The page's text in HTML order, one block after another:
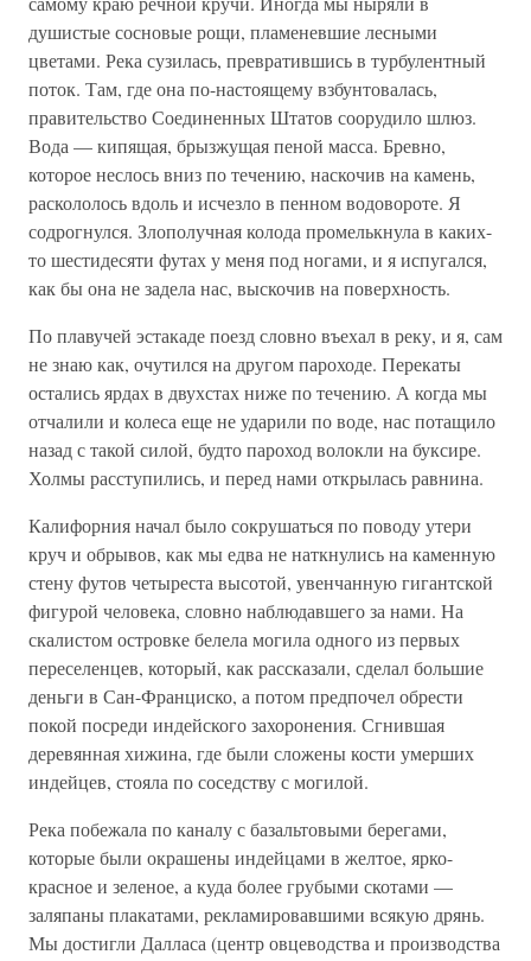
душистые сосновые рощи, пламеневшие лесными
цветами. Река сузилась, превратившись в турбулентный
поток. Там, где она по-настоящему взбунтовалась,
правительство Соединенных Штатов соорудило шлюз.
Вода — кипящая, брызжущая пеной масса. Бревно,
которое неслось вниз по течению, наскочив на камень,
раскололось вдоль и исчезло в пенном водовороте. Я
содрогнулся. Злополучная колода промелькнула в каких-
то шестидесяти футах у меня под ногами, и я испугался,
как бы она не задела нас, выскочив на поверхность.
По плавучей эстакаде поезд словно въехал в реку, и я, сам
не знаю как, очутился на другом пароходе. Перекаты
остались ярдах в двухстах ниже по течению. А когда мы
отчалили и колеса еще не ударили по воде, нас потащило
назад с такой силой, будто пароход волокли на буксире.
Холмы расступились, и перед нами открылась равнина.
Калифорния начал было сокрушаться по поводу утери
круч и обрывов, как мы едва не наткнулись на каменную
стену футов четыреста высотой, увенчанную гигантской
фигурой человека, словно наблюдавшего за нами. На
скалистом островке белела могила одного из первых
переселенцев, который, как рассказали, сделал большие
деньги в Сан-Франциско, а потом предпочел обрести
покой посреди индейского захоронения. Сгнившая
деревянная хижина, где были сложены кости умерших
индейцев, стояла по соседству с могилой.
Река побежала по каналу с базальтовыми берегами,
которые были окрашены индейцами в желтое, ярко-
красное и зеленое, а куда более грубыми скотами —
заляпаны плакатами, рекламировавшими всякую дрянь.
Мы достигли Далласа (центр овцеводства и производства